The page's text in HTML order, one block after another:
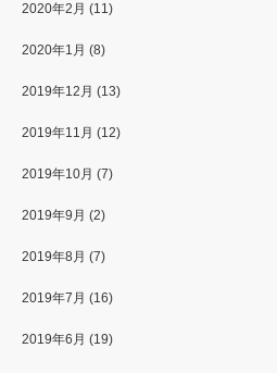
2020年2月 (11)
2020年1月 (8)
2019年12月 (13)
2019年11月 (12)
2019年10月 (7)
2019年9月 (2)
2019年8月 (7)
2019年7月 (16)
2019年6月 (19)